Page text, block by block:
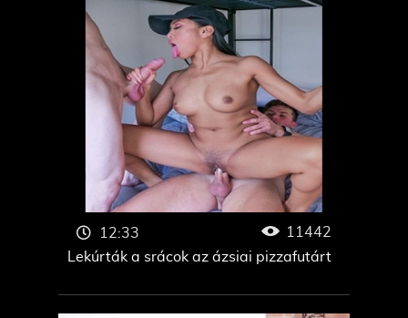
Lekúrták a srácok az ázsiai pizzafutárt
12:33 11442